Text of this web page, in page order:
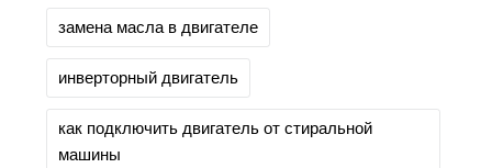
замена масла в двигателе
инверторный двигатель
как подключить двигатель от стиральной
машины